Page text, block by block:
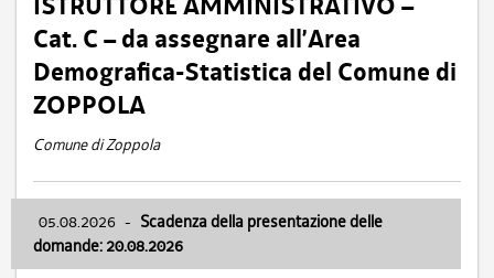
Cat. C – da assegnare all’Area
Demografica-Statistica del Comune di
ZOPPOLA
Comune di Zoppola
05.08.2026 - Scadenza della presentazione delle
domande: 20.08.2026